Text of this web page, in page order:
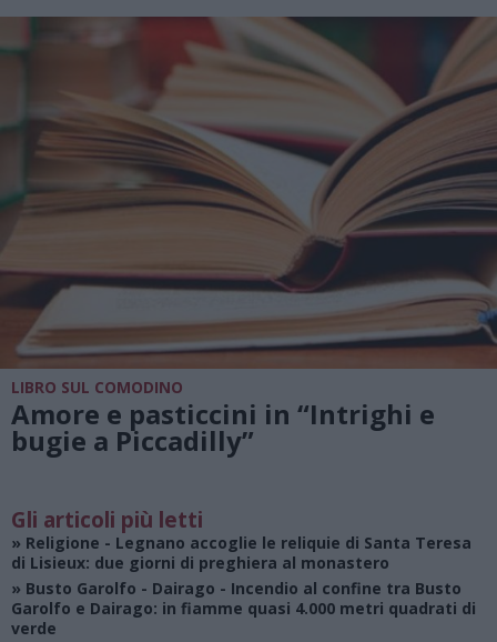
LIBRO SUL COMODINO
Amore e pasticcini in “Intrighi e
bugie a Piccadilly”
Gli articoli più letti
» Religione - Legnano accoglie le reliquie di Santa Teresa
di Lisieux: due giorni di preghiera al monastero
» Busto Garolfo - Dairago - Incendio al confine tra Busto
Garolfo e Dairago: in fiamme quasi 4.000 metri quadrati di
verde